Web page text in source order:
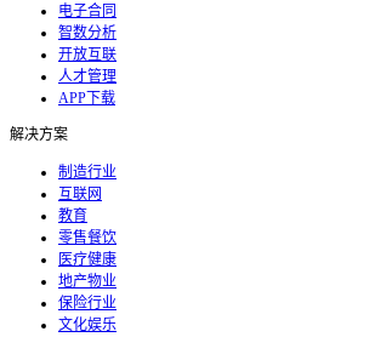
电子合同
智数分析
开放互联
人才管理
APP下载
解决方案
制造行业
互联网
教育
零售餐饮
医疗健康
地产物业
保险行业
文化娱乐